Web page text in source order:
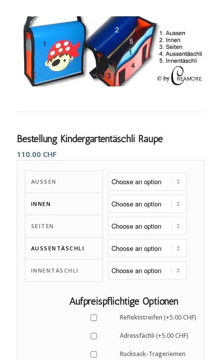
Bestellung Kindergartentäschli Raupe
110.00 CHF
AUSSEN
INNEN
SEITEN
AUSSENTÄSCHLI
INNENTÄSCHLI
Aufpreispflichtige Optionen
Reflektstreifen (+5.00 CHF)
Adressfächli (+5.00 CHF)
Rucksack-Trageriemen